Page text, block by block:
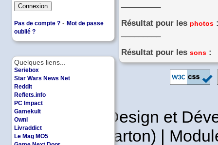
Quelques liens...
Seriebox
Star Wars News Net
Reddit
Reflets.info
PC Impact
Gamekult
Owni
Livraddict
Le Mag MO5
Pas de compte ? - Mot de passe
oublié ?
Résultat pour les photos
Résultat pour les sons :
Copyleft | Design et
Leader en Carton) |